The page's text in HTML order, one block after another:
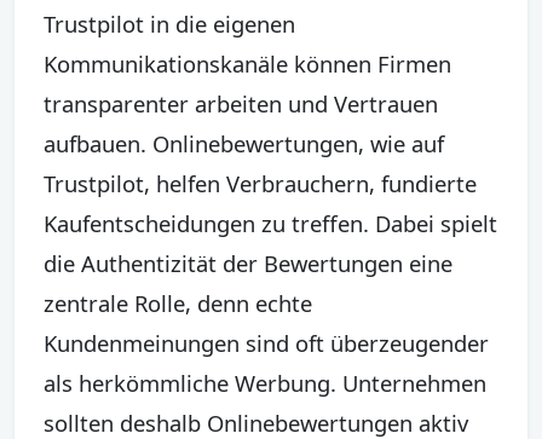
Trustpilot in die eigenen
Kommunikationskanäle können Firmen
transparenter arbeiten und Vertrauen
aufbauen. Onlinebewertungen, wie auf
Trustpilot, helfen Verbrauchern, fundierte
Kaufentscheidungen zu treffen. Dabei spielt
die Authentizität der Bewertungen eine
zentrale Rolle, denn echte
Kundenmeinungen sind oft überzeugender
als herkömmliche Werbung. Unternehmen
sollten deshalb Onlinebewertungen aktiv